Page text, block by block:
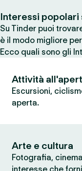
Interessi popolari
Su Tinder puoi
è il modo migliore
Ecco quali sono gli
Attività
Escursioni,
aperta.
Arte e cultura
Fotografia,
interesse che